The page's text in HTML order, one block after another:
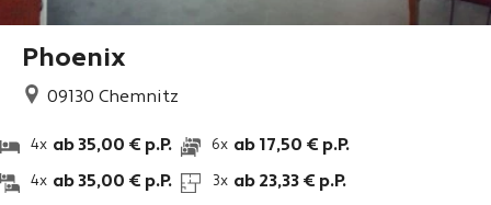
Phoenix
09130 Chemnitz
4x ab 35,00 € p.P.
4x ab 35,00 € p.P.
6x ab 17,50 € p.P.
3x ab 23,33 € p.P.